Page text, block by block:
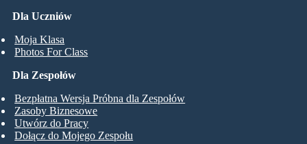
Dla Uczniów
Moja Klasa
Photos For Class
Dla Zespołów
Bezpłatna Wersja Próbna dla Zespołów
Zasoby Biznesowe
Utwórz do Pracy
Dołącz do Mojego Zespołu